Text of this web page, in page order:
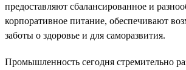
предоставляют сбалансированное и
корпоративное питание, обеспечивают
заботы о здоровье и для саморазвития.
Промышленность сегодня стремительно